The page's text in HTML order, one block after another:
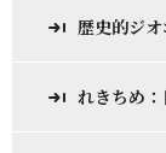
歴史的ジ
れきちめ